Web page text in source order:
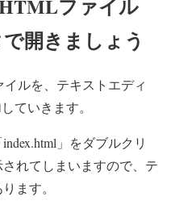
ファイル
開きましょう
ルを、テキストエディ
ていきます。
」をダブルクリ
れてしまいますので、テ
ます。